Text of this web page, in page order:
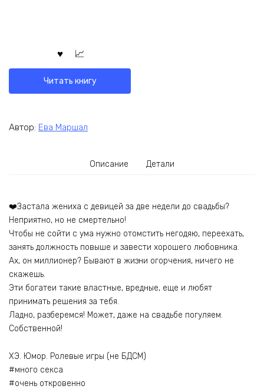
Читать книгу
Автор: Ева Маршал
Описание Детали
❤️Застала жениха с девицей за две недели до свадьбы?
Неприятно, но не смертельно!
Чтобы не сойти с ума нужно отомстить негодяю, переехать,
занять должность повыше и завести хорошего любовника.
Ах, он миллионер? Бывают в жизни огорчения, ничего не
скажешь.
Эти богатеи такие властные, вредные, еще и любят
принимать решения за тебя.
Ладно, разберемся! Может, даже на свадьбе погуляем.
Собственной!
ХЭ. Юмор. Ролевые игры (не БДСМ)
#много секса
#очень откровенно